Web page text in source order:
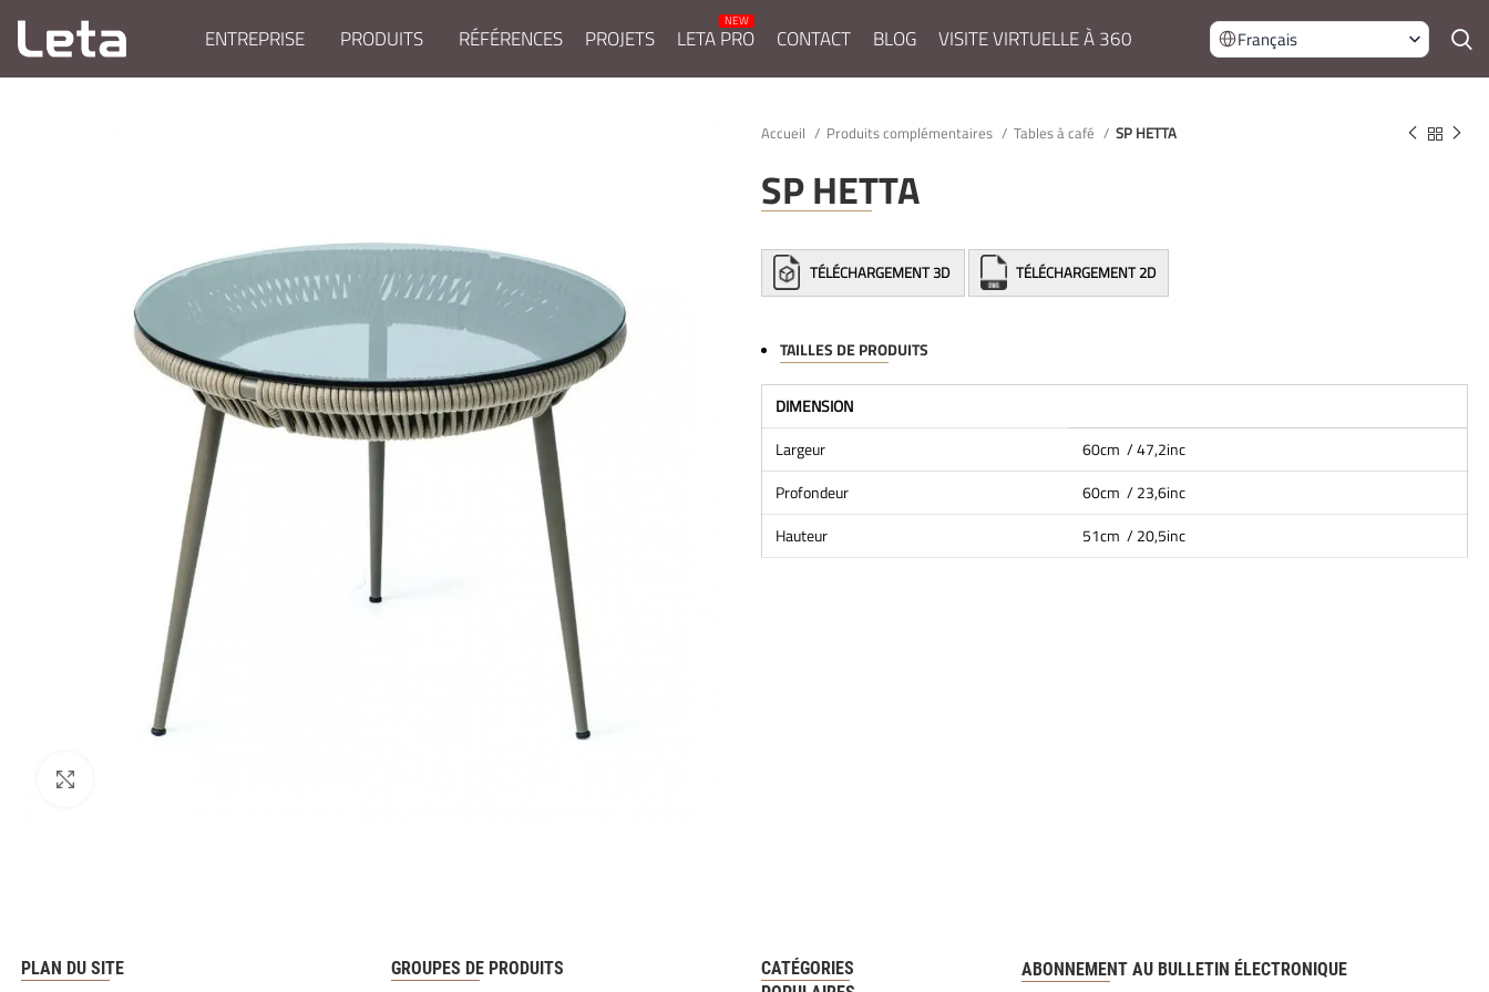
ENTREPRISE PRODUITS RÉFÉRENCES PROJETS LETA PRO CONTACT BLOG VISITE VIRTUELLE À 360 Français
Accueil Produits complémentaires Tables à café SP HETTA
SP HETTA
TÉLÉCHARGEMENT 3D TÉLÉCHARGEMENT 2D
TAILLES DE PRODUITS
DIMENSION
Largeur
60cm / 47,2inc
Profondeur
60cm / 23,6inc
Hauteur
51cm / 20,5inc
PLAN DU SITE GROUPES DE PRODUITS
CATÉGORIES
ABONNEMENT AU BULLETIN ÉLECTRONIQUE